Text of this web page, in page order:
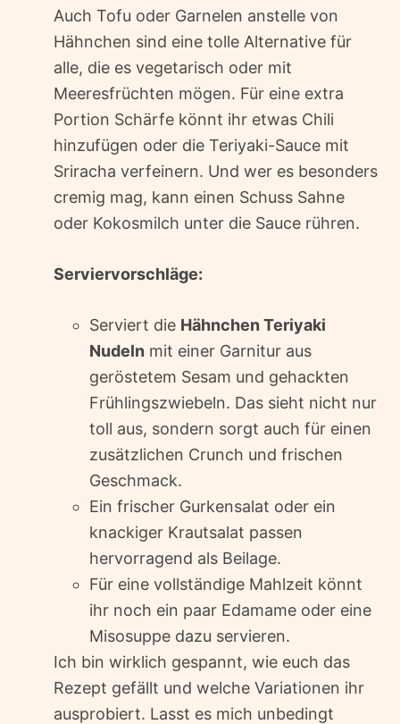
Auch Tofu oder Garnelen anstelle von
Hähnchen sind eine tolle Alternative für
alle, die es vegetarisch oder mit
Meeresfrüchten mögen. Für eine extra
Portion Schärfe könnt ihr etwas Chili
hinzufügen oder die Teriyaki-Sauce mit
Sriracha verfeinern. Und wer es besonders
cremig mag, kann einen Schuss Sahne
oder Kokosmilch unter die Sauce rühren.
Serviervorschläge:
Serviert die Hähnchen Teriyaki
Nudeln mit einer Garnitur aus
geröstetem Sesam und gehackten
Frühlingszwiebeln. Das sieht nicht nur
toll aus, sondern sorgt auch für einen
zusätzlichen Crunch und frischen
Geschmack.
Ein frischer Gurkensalat oder ein
knackiger Krautsalat passen
hervorragend als Beilage.
Für eine vollständige Mahlzeit könnt
ihr noch ein paar Edamame oder eine
Misosuppe dazu servieren.
Ich bin wirklich gespannt, wie euch das
Rezept gefällt und welche Variationen ihr
ausprobiert. Lasst es mich unbedingt